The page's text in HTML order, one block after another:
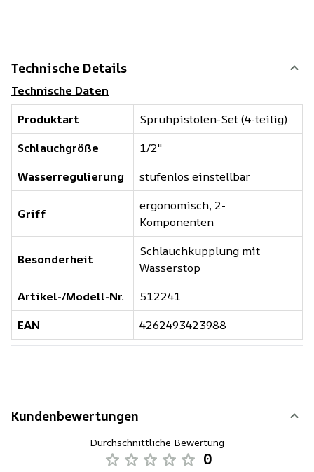
Technische Details
Technische Daten
Produktart
Sprühpistolen-Set (4-teilig)
Schlauchgröße
1/2"
Wasserregulierung
stufenlos einstellbar
Griff
ergonomisch, 2-
Komponenten
Besonderheit
Schlauchkupplung mit
Wasserstop
Artikel-/Modell-Nr.
512241
EAN
4262493423988
Kundenbewertungen
Durchschnittliche Bewertung
0